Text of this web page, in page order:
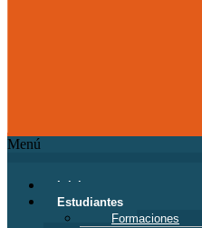
Menú
Inicio
Estudiantes
Formaciones